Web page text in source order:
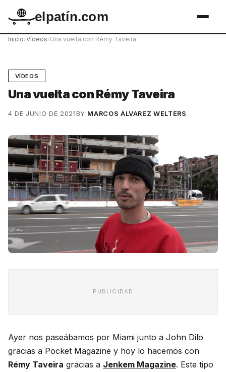
elpatín.com
Inicio›Vídeos›Una vuelta con Rémy Taveira
VÍDEOS
Una vuelta con Rémy Taveira
4 DE JUNIO DE 2021BY MARCOS ÁLVAREZ WELTERS
PUBLICIDAD
Ayer nos paseábamos por Miami junto a John Dilo
gracias a Pocket Magazine y hoy lo hacemos con
Rémy Taveira gracias a Jenkem Magazine. Este tipo